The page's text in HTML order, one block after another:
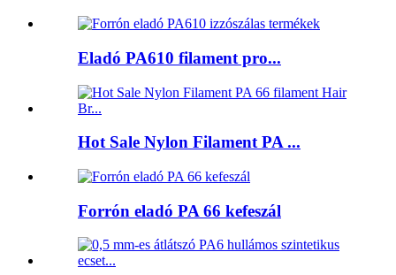
Eladó PA610 filament pro...
Hot Sale Nylon Filament PA ...
Forrón eladó PA 66 kefeszál